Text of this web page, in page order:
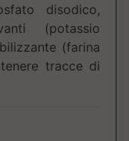
disodico,
(potassio
(farina
tracce di